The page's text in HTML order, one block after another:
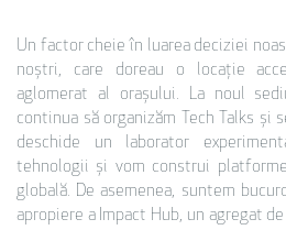
Un factor cheie în luarea deciziei
noștri, care doreau o locație
aglomerat al orașului. La noul
continua să organizăm Tech Talks și
deschide un laborator
tehnologii și vom construi
globală. De asemenea, suntem
apropiere a Impact Hub, un agregat